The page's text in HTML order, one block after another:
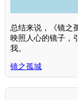
总结来说，《镜之
映照人心的镜子，
我。
镜之孤城